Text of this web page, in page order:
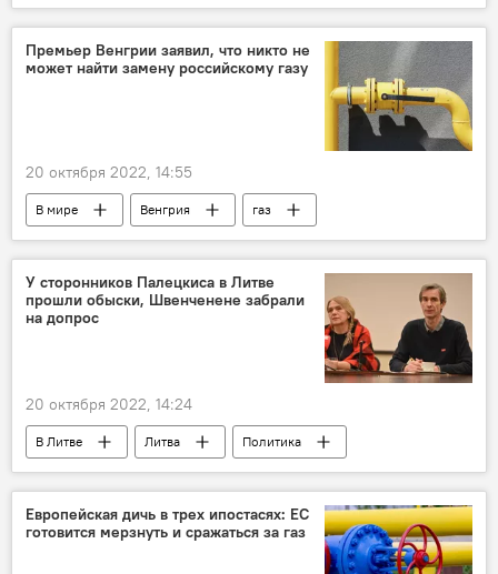
Вильнюс
выборы
Ремигиюс Шимашюс
Политика
Премьер Венгрии заявил, что никто не
может найти замену российскому газу
20 октября 2022, 14:55
В мире Венгрия
газ
Россия
Виктор Орбан
Экономика
Санкции против России на фоне ситуации на Украине
У сторонников Палецкиса в Литве
прошли обыски, Швенченене забрали
на допрос
20 октября 2022, 14:24
В Литве Литва
Политика
Альгирдас Палецкис
Преследование Альгирдаса Палецкиса и его сторонников в Литве
Европейская дичь в трех ипостасях: ЕС
готовится мерзнуть и сражаться за газ